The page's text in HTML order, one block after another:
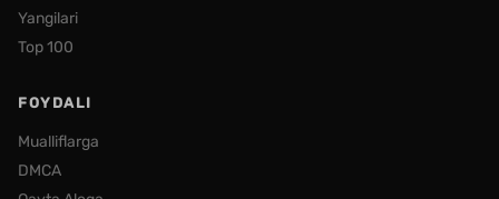
Yangilari
Top 100
FOYDALI
Mualliflarga
DMCA